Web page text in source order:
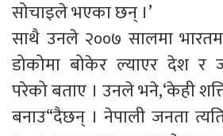
सोचाइले भएका छन् ।’
साथै उनले २००७ सालमा
डोकोमा बोकेर ल्याएर देश र
परेको बताए । उनले भने,‘केही
बनाउ“दैछन् । नेपाली जनता